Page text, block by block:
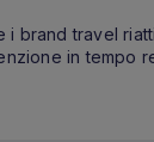
i brand travel
in tempo